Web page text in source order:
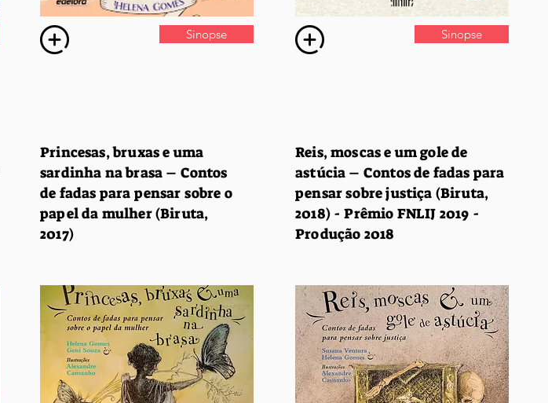
Sinopse Sinopse
Princesas, bruxas e uma
sardinha na brasa – Contos
de fadas para pensar sobre o
papel da mulher (Biruta,
2017)
Reis, moscas e um gole de
astúcia – Contos de fadas para
pensar sobre justiça (Biruta,
2018) - Prêmio FNLIJ 2019 -
Produção 2018